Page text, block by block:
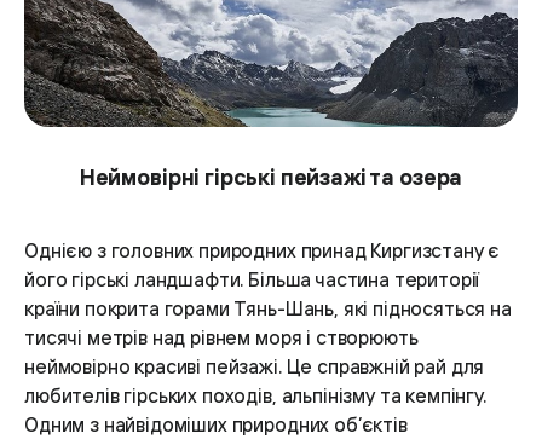
Неймовірні гірські пейзажі та озера
Однією з головних природних принад Киргизстану є
його гірські ландшафти. Більша частина території
країни покрита горами Тянь-Шань, які підносяться на
тисячі метрів над рівнем моря і створюють
неймовірно красиві пейзажі. Це справжній рай для
любителів гірських походів, альпінізму та кемпінгу.
Одним з найвідоміших природних об’єктів